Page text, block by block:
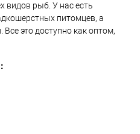
видов рыб. У нас есть
питомцев, а
это доступно как оптом,